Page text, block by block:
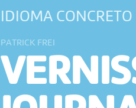
IDIOMA CONCRETO
PATRICK FREI